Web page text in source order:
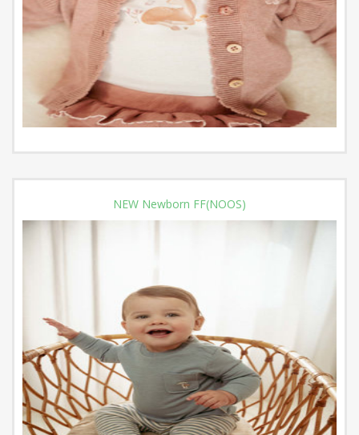
NEW Newborn FF(NOOS)